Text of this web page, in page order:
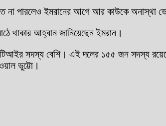
না পারলেও ইমরানের আগে আর কাউকে অনাস্থা
থাকার আহ্বান জানিয়েছেন ইমরান।
সদস্য বেশি। এই দলের ১৫৫ জন সদস্য
ভুট্টো।